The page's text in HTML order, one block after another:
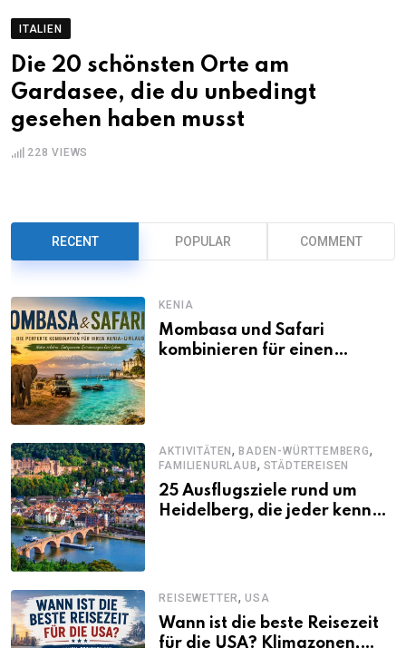
ITALIEN
Die 20 schönsten Orte am
Gardasee, die du unbedingt
gesehen haben musst
228 VIEWS
RECENT POPULAR COMMENT
KENIA
Mombasa und Safari
kombinieren für einen
AKTIVITÄTEN,BADEN-WÜRTTEMBERG,
FAMILIENURLAUB, STÄDTEREISEN
25 Ausflugsziele rund um
Heidelberg, die jeder kennen
REISEWETTER,USA
Wann ist die beste Reisezeit
für die USA? Klimazonen,